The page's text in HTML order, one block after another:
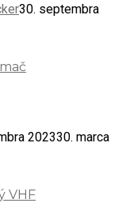
30. septembra
202330. marca
VHF